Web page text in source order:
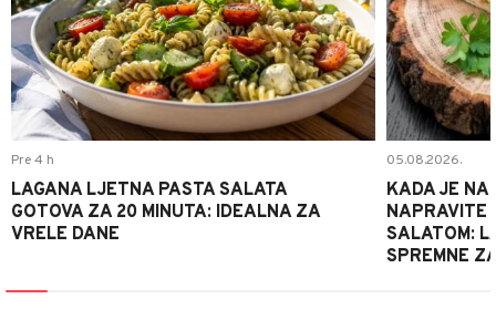
Pre 4 h
LAGANA LJETNA PASTA SALATA
GOTOVA ZA 20 MINUTA: IDEALNA ZA
VRELE DANE
05.08.2026.
KADA JE
NAPRAVITE
SALATOM:
SPREMNE